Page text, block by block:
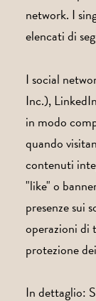
network. I
elencati di
I social
Inc.),
in modo
quando
contenuti
"like" o
presenze sui
operazioni di
protezione
In dettaglio: